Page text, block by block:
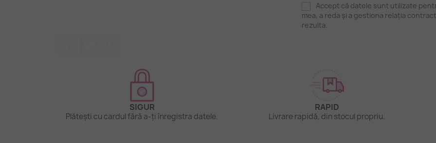
Accept că datele sunt utilizate
mea, a reda și a gestiona relația
rezulta.
SIGUR
Plătești cu cardul fără a-ți înregistra datele.
RAPID
Livrare rapidă, din stocul propriu.